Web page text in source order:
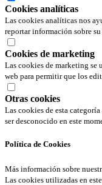
Cookies analíticas
Las cookies analíticas nos
reportar información sobre su
Cookies de marketing
Las cookies de marketing se
web para permitir que los
Otras cookies
Las cookies de esta
ser desconocido en este
Política de Cookies
Más información sobre
Las cookies utilizadas en